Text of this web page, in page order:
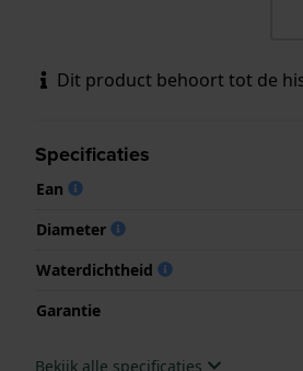
Dit product behoort tot de
Specificaties
Ean
Diameter
Waterdichtheid
Garantie
Bekijk alle specificaties